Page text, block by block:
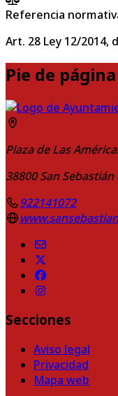
Referencia
Art. 28 Ley 12/2014,
Pie de página
Plaza de Las
38800 San
922141072
Secciones
Aviso legal
Privacidad
Mapa web